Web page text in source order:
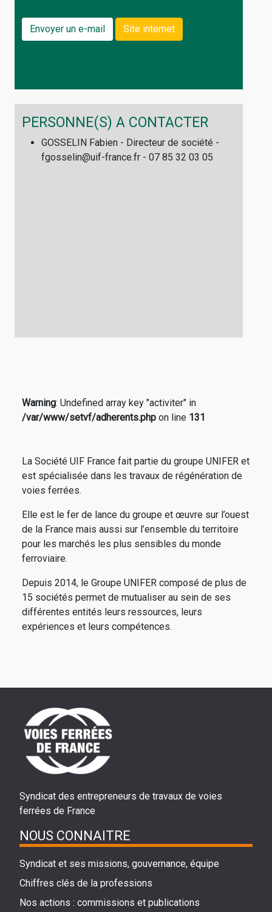
Envoyer un e-mail Site internet
PERSONNE(S) A CONTACTER
GOSSELIN Fabien - Directeur de société -
fgosselin@uif-france.fr - 07 85 32 03 05
Warning: Undefined array key "activiter" in
/var/www/setvf/adherents.php on line 131
La Société UIF France fait partie du groupe UNIFER et
est spécialisée dans les travaux de régénération de
voies ferrées.
Elle est le fer de lance du groupe et œuvre sur l’ouest
de la France mais aussi sur l’ensemble du territoire
pour les marchés les plus sensibles du monde
ferroviaire.
Depuis 2014, le Groupe UNIFER composé de plus de
15 sociétés permet de mutualiser au sein de ses
différentes entités leurs ressources, leurs
expériences et leurs compétences.
Syndicat des entrepreneurs de travaux de voies
ferrées de France
NOUS CONNAITRE
Syndicat et ses missions, gouvernance, équipe
Chiffres clés de la professions
Nos actions : commissions et publications